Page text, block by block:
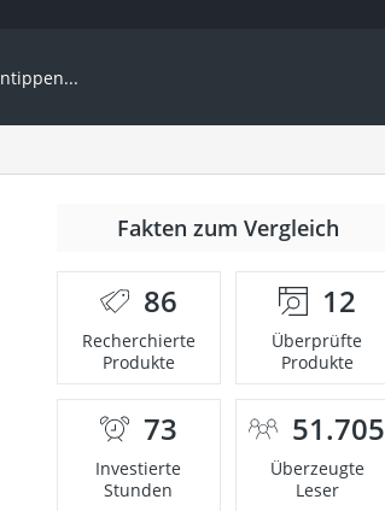
Fakten zum Vergleich
86
Recherchierte
Produkte
12
Überprüfte
Produkte
73
Investierte
Stunden
51.705
Überzeugte
Leser